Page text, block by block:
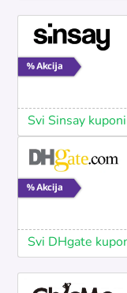
Svi Sinsay kuponi
Svi DHgate